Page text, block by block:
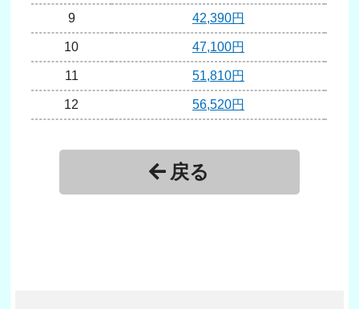
9 42,390円
10 47,100円
11 51,810円
12 56,520円
65,940円
戻る